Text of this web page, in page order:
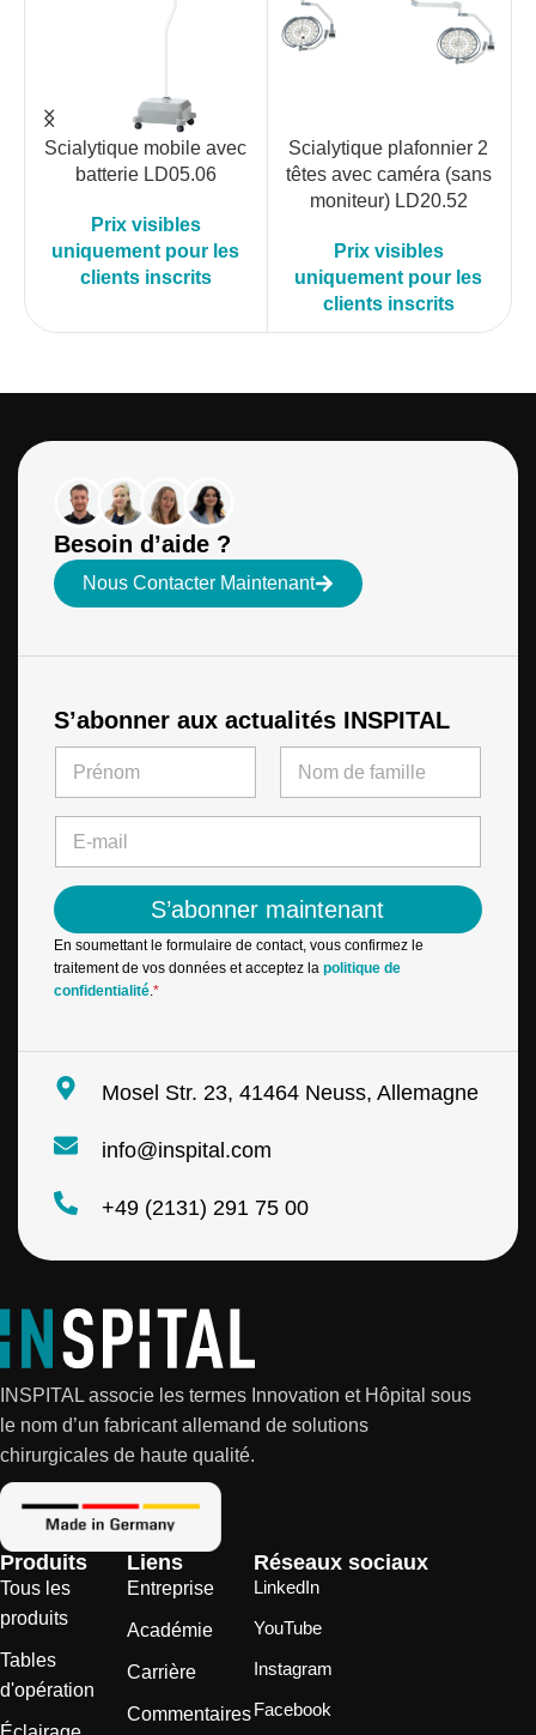
Scialytique mobile avec
batterie LD05.06
Prix visibles
uniquement pour les
clients inscrits
Scialytique plafonnier 2
têtes avec caméra (sans
moniteur) LD20.52
Prix visibles
uniquement pour les
clients inscrits
Besoin d’aide ?
Nous Contacter Maintenant
S’abonner aux actualités INSPITAL
m
m
a
i
l
*
S’abonner maintenant
En soumettant le formulaire de contact, vous confirmez le
traitement de vos données et acceptez la politique de
confidentialité.*
Mosel Str. 23, 41464 Neuss, Allemagne
info@inspital.com
+49 (2131) 291 75 00
INSPITAL associe les termes Innovation et Hôpital sous
le nom d’un fabricant allemand de solutions
chirurgicales de haute qualité.
Produits
Tous les
produits
Tables
d'opération
Liens
Entreprise
Académie
Carrière
Commentaires
Réseaux sociaux
LinkedIn
YouTube
Instagram
Facebook